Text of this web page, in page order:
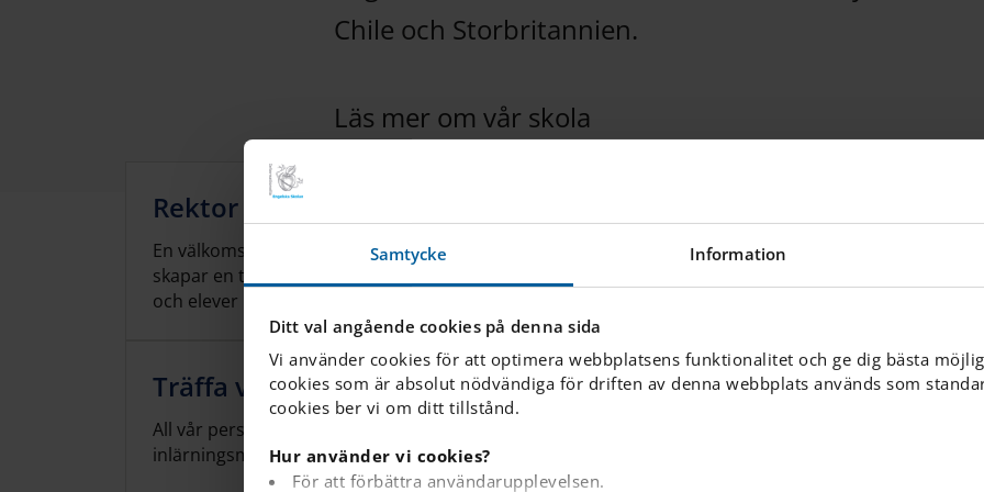
Samtycke Information
Ditt val angående cookies på denna sida
Vi använder cookies för att optimera webbplatsens funktionalitet och ge dig bästa
cookies som är absolut nödvändiga för driften av denna webbplats används som
cookies ber vi om ditt tillstånd.
Hur använder vi cookies?
För att förbättra användarupplevelsen.
Chile och Storbritannien.
Läs mer om vår skola
Rektor hälsar välkommen
En välkomsthälsning från rektor, som berättar om hur vi
skapar en trygg och ordnad miljö där lärare kan undervisa
och elever lära.
Följ med på en tur runt
Träffa våra lärare
All vår personal jobbar för att skapa den bästa
inlärningsmiljön i skolan
Bibliotek
Vårt bibliotek är en